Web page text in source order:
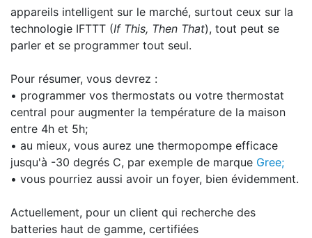
appareils intelligent sur le marché, surtout ceux sur la
technologie IFTTT (If This, Then That), tout peut se
parler et se programmer tout seul.
Pour résumer, vous devrez :
• programmer vos thermostats ou votre thermostat
central pour augmenter la température de la maison
entre 4h et 5h;
• au mieux, vous aurez une thermopompe efficace
jusqu'à -30 degrés C, par exemple de marque Gree;
• vous pourriez aussi avoir un foyer, bien évidemment.
Actuellement, pour un client qui recherche des
batteries haut de gamme, certifiées